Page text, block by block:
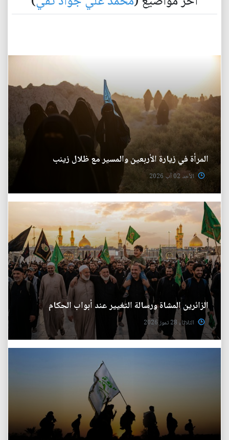
المرأة في زيارة الأربعين والمسير مع ظلال زينب
الأحد 02 آب 2026
الزائرين المشاة ورسالة التغيير عند أبواب الحكام
الثلاثاء 28 تموز 2026